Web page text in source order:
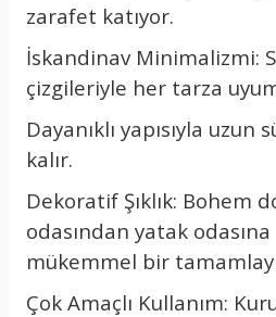
zarafet katıyor.
İskandinav Minimalizmi:
çizgileriyle her tarza
Dayanıklı yapısıyla
kalır.
Dekoratif Şıklık: Bohem
odasından yatak
mükemmel bir
Çok Amaçlı Kullanım: